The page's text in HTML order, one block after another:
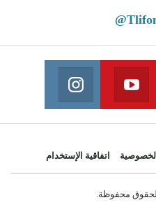
Join
Twitter
Join us on Twitter
Youtube
Join us on Youtube
اتفاقية الإستخدام